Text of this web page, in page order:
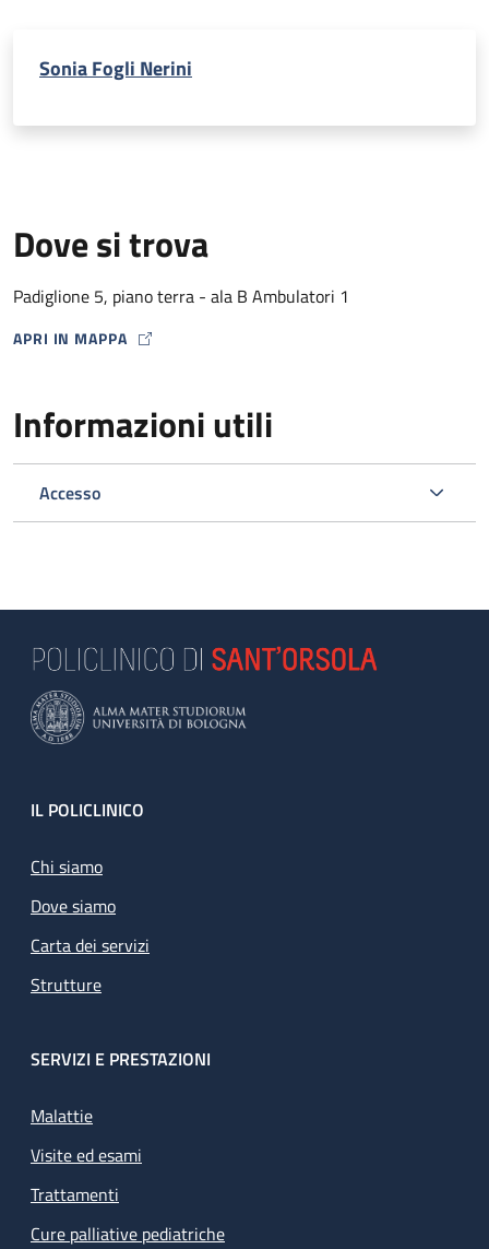
Sonia Fogli Nerini
Dove si trova
Padiglione 5, piano terra - ala B Ambulatori 1
APRI IN MAPPA
MAP ICON
Informazioni utili
Accesso
Footer
IL POLICLINICO
Chi siamo
Dove siamo
Carta dei servizi
Strutture
SERVIZI E PRESTAZIONI
Malattie
Visite ed esami
Trattamenti
Cure palliative pediatriche